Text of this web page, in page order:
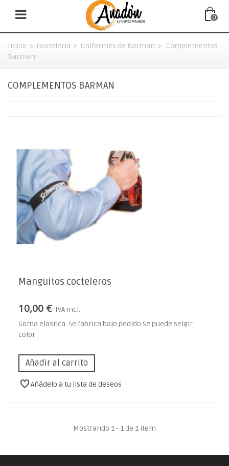
0
Inicio > Hostelería > Uniformes de Barman > Complementos
Barman
COMPLEMENTOS BARMAN
Manguitos cocteleros
10,00 € IVA incl.
Goma elastica. Se fabrica bajo pedido Se puede selgir
color
Añadir al carrito
Añádelo a tu lista de deseos
Mostrando 1 - 1 de 1 item